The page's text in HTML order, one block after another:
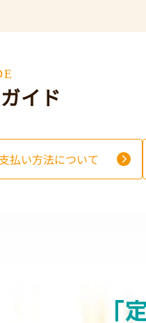
イド
払い方法について